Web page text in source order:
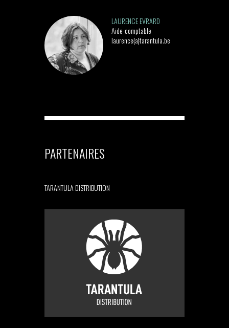
LAURENCE EVRARD
Aide-comptable
laurence{a}tarantula.be
PARTENAIRES
TARANTULA DISTRIBUTION